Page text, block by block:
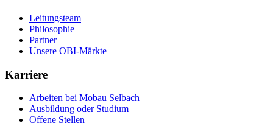
Leitungsteam
Philosophie
Partner
Unsere OBI-Märkte
Karriere
Arbeiten bei Mobau Selbach
Ausbildung oder Studium
Offene Stellen